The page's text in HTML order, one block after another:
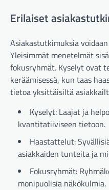
Erilaiset
Asiakastutkimuksia
Yleisimmät menetelmät
fokusryhmät. Kyselyt ovat
keräämisessä, kun taas
tietoa yksittäisiltä
Kyselyt: Laajat ja
kvantitatiiviseen tietoon.
Haastattelut:
asiakkaiden tunteita ja
Fokusryhmät:
monipuolisia näkökulmia.